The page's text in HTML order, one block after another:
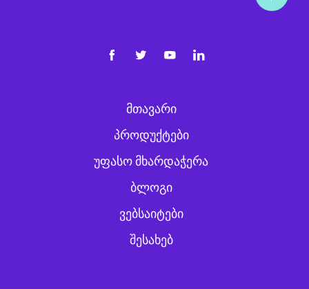
ᲛᲗᲐᲕᲐᲠᲘ
ᲞᲠᲝᲓᲣᲥᲢᲔᲑᲘ
ᲣᲤᲐᲡᲝ ᲛᲮᲐᲠᲓᲐᲭᲔᲠᲐ
ᲑᲚᲝᲒᲘ
ᲕᲔᲑᲡᲐᲘᲢᲔᲑᲘ
ᲨᲔᲡᲐᲮᲔᲑ